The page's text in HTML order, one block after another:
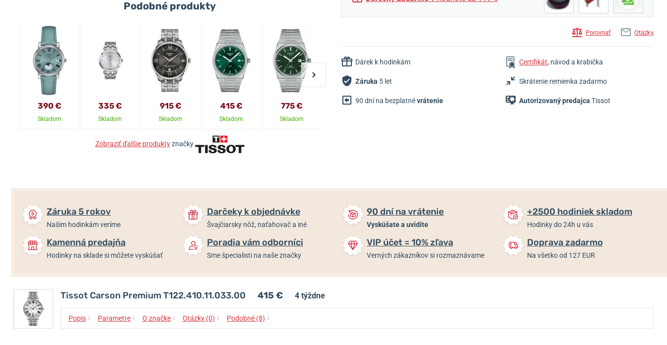
Porovnať Otázky
Dárek k hodinkám Certifikát, návod a krabička
Záruka 5 let Skrátenie remienka zadarmo
90 dní na bezplatnévrátenie Autorizovaný predajca Tissot
Podobné produkty
390 €
Skladom
335 €
Skladom
915 €
Skladom
415 €
Skladom
775 €
Skladom
615 € 445 € 495 € 445 €
Zobraziť ďalšie produktyznačky
Záruka 5 rokov
Našim hodinkám veríme
Darčeky k objednávke
Švajčiarsky nôž, naťahovač a iné
90 dní na vrátenie
Vyskúšate a uvidíte
+2500 hodiniek skladom
Hodinky do 24h u vás
Kamenná predajňa
Hodinky na sklade si môžete vyskúšať
Poradia vám odborníci
Sme špecialisti na naše značky
VIP účet = 10% zľava
Verných zákazníkov si rozmaznávame
Doprava zadarmo
Na všetko od 127 EUR
Tissot Carson Premium T122.410.11.033.00 415 € 4 týždne
Popis ↓ Parametre ↓ O značke ↓ Otázky (0) ↓ Podobné (8) ↓